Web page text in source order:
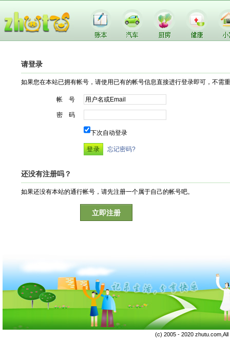
请登录
如果您在本站已拥有帐号，请使用已有的帐号信息直接进行登录即可，不需
帐 号
密 码
下次自动登录
忘记密码?
还没有注册吗？
如果还没有本站的通行帐号，请先注册一个属于自己的帐号吧。
立即注册
(c) 2005 - 2020